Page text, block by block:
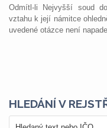
Odmítl-li Nejvyšší soud
vztahu k její námitce
uvedené otázce není
HLEDÁNÍ V